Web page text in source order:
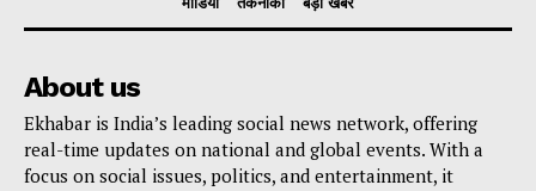
About us
Ekhabar is India’s leading social news network, offering
real-time updates on national and global events. With a
focus on social issues, politics, and entertainment, it